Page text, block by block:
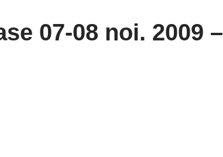
07-08 noi. 2009 –